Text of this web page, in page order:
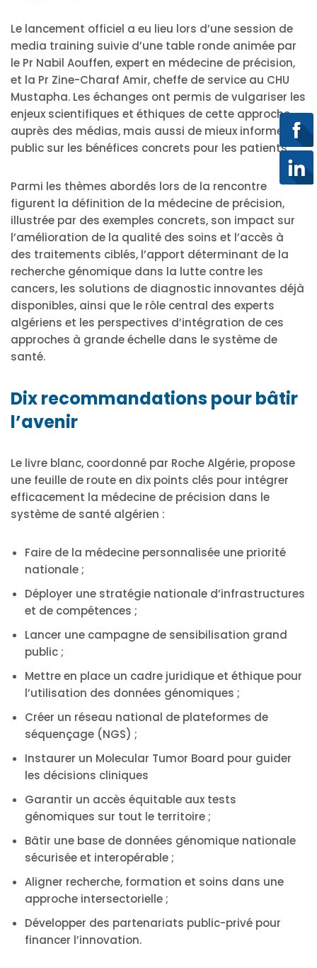
Le lancement officiel a eu lieu lors d’une session de
media training suivie d’une table ronde animée par
le Pr Nabil Aouffen, expert en médecine de précision,
et la Pr Zine-Charaf Amir, cheffe de service au CHU
Mustapha. Les échanges ont permis de vulgariser les
enjeux scientifiques et éthiques de cette approche
auprès des médias, mais aussi de mieux informer le
public sur les bénéfices concrets pour les patients.
Parmi les thèmes abordés lors de la rencontre
figurent la définition de la médecine de précision,
illustrée par des exemples concrets, son impact sur
l’amélioration de la qualité des soins et l’accès à
des traitements ciblés, l’apport déterminant de la
recherche génomique dans la lutte contre les
cancers, les solutions de diagnostic innovantes déjà
disponibles, ainsi que le rôle central des experts
algériens et les perspectives d’intégration de ces
approches à grande échelle dans le système de
santé.
Dix recommandations pour bâtir
l’avenir
Le livre blanc, coordonné par Roche Algérie, propose
une feuille de route en dix points clés pour intégrer
efficacement la médecine de précision dans le
système de santé algérien :
Faire de la médecine personnalisée une priorité
nationale ;
Déployer une stratégie nationale d’infrastructures
et de compétences ;
Lancer une campagne de sensibilisation grand
public ;
Mettre en place un cadre juridique et éthique pour
l’utilisation des données génomiques ;
Créer un réseau national de plateformes de
séquençage (NGS) ;
Instaurer un Molecular Tumor Board pour guider
les décisions cliniques
Garantir un accès équitable aux tests
génomiques sur tout le territoire ;
Bâtir une base de données génomique nationale
sécurisée et interopérable ;
Aligner recherche, formation et soins dans une
approche intersectorielle ;
Développer des partenariats public-privé pour
financer l’innovation.